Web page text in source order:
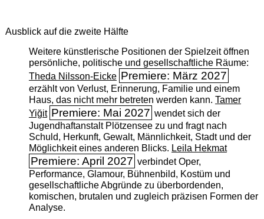
Ausblick auf die zweite Hälfte
Weitere künstlerische Positionen der Spielzeit öffnen
persönliche, politische und gesellschaftliche Räume:
Theda Nilsson-Eicke Premiere: März 2027
erzählt von Verlust, Erinnerung, Familie und einem
Haus, das nicht mehr betreten werden kann. Tamer
Yiğit Premiere: Mai 2027 wendet sich der
Jugendhaftanstalt Plötzensee zu und fragt nach
Schuld, Herkunft, Gewalt, Männlichkeit, Stadt und der
Möglichkeit eines anderen Blicks. Leila Hekmat
Premiere: April 2027 verbindet Oper,
Performance, Glamour, Bühnenbild, Kostüm und
gesellschaftliche Abgründe zu überbordenden,
komischen, brutalen und zugleich präzisen Formen der
Analyse.